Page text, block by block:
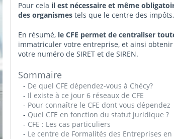
Pour cela il est nécessaire et même
des organismes tels que le centre des impôts,
En résumé, le CFE permet de centraliser
immatriculer votre entreprise, et ainsi
votre numéro de SIRET et de SIREN.
Sommaire
- De quel CFE dépendez-vous à Chécy?
- Il existe à ce jour 6 réseaux de CFE
- Pour connaître le CFE dont vous dépendez
- Quel CFE en fonction du statut juridique ?
- CFE : Les cas particuliers
- Le centre de Formalités des Entreprises en